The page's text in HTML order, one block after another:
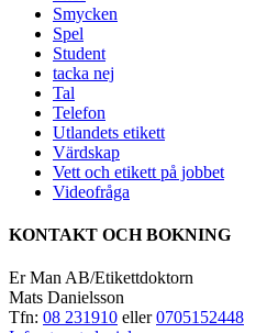
Smycken
Spel
Student
tacka nej
Tal
Telefon
Utlandets etikett
Värdskap
Vett och etikett på jobbet
Videofråga
KONTAKT OCH BOKNING
Er Man AB/Etikettdoktorn
Mats Danielsson
Tfn: 08 231910 eller0705152448